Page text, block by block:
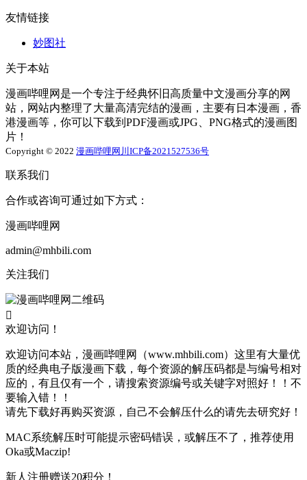
友情链接
妙图社
关于本站
漫画哔哩网是一个专注于经典怀旧高质量中文漫画分享的网
站，网站内整理了大量高清完结的漫画，主要有日本漫画，香
港漫画等，你可以下载到PDF漫画或JPG、PNG格式的漫画图
片！
Copyright © 2022 漫画哔哩网 川ICP备2021527536号
联系我们
合作或咨询可通过如下方式：
漫画哔哩网
admin@mhbili.com
关注我们

欢迎访问！
欢迎访问本站，漫画哔哩网（www.mhbili.com）这里有大量优
质的经典电子版漫画下载，每个资源的解压码都是与编号相对
应的，有且仅有一个，请搜索资源编号或关键字对照好！！不
要输入错！！
请先下载好再购买资源，自己不会解压什么的请先去研究好！
MAC系统解压时可能提示密码错误，或解压不了，推荐使用
Oka或Maczip!
新人注册赠送20积分！